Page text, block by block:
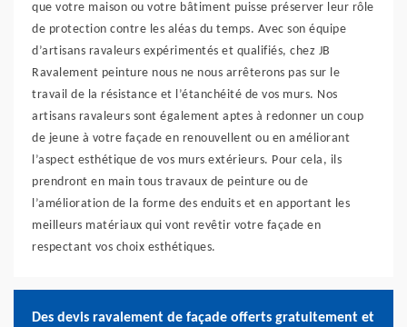
que votre maison ou votre bâtiment puisse préserver leur rôle
de protection contre les aléas du temps. Avec son équipe
d’artisans ravaleurs expérimentés et qualifiés, chez JB
Ravalement peinture nous ne nous arrêterons pas sur le
travail de la résistance et l’étanchéité de vos murs. Nos
artisans ravaleurs sont également aptes à redonner un coup
de jeune à votre façade en renouvellent ou en améliorant
l’aspect esthétique de vos murs extérieurs. Pour cela, ils
prendront en main tous travaux de peinture ou de
l’amélioration de la forme des enduits et en apportant les
meilleurs matériaux qui vont revêtir votre façade en
respectant vos choix esthétiques.
Des devis ravalement de façade offerts gratuitement et